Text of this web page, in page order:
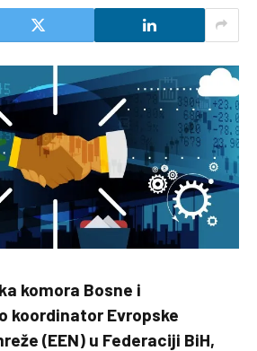
komora Bosne i
koordinator Evropske
(EEN) u Federaciji BiH,